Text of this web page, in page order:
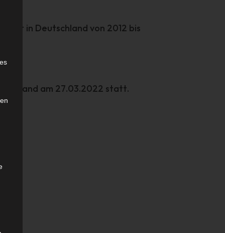
in Deutschland von 2012 bis
fand am 27.03.2022 statt.